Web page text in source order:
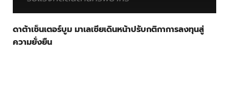
ดาต้าเซ็นเตอร์บูม มาเลเซียเดินหน้าปรับกติกาการลงทุนสู่
ความยั่งยืน